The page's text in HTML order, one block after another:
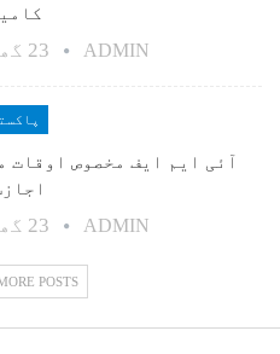
ADMIN 23 گھنٹے ago
آئی ایم ایف مخصوص اوقات
ADMIN 23 گھنٹے ago
POSTS